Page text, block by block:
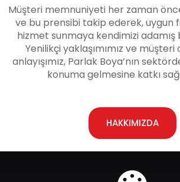
Müşteri memnuniyeti her zaman
ve bu prensibi takip ederek, uygun
hizmet sunmaya kendimizi adamış
Yenilikçi yaklaşımımız ve müşteri
anlayışımız, Parlak Boya’nın
konuma gelmesine katkı
HAKKIMIZDA